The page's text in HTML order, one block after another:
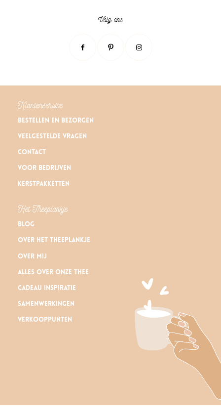
Volg ons
Klantenservice
Bestellen en bezorgen
Veelgestelde vragen
Contact
Voor bedrijven
Kerstpakketten
Het Theeplankje
Blog
Over Het Theeplankje
Over mij
Alles over onze thee
Cadeau inspiratie
Samenwerkingen
Verkooppunten